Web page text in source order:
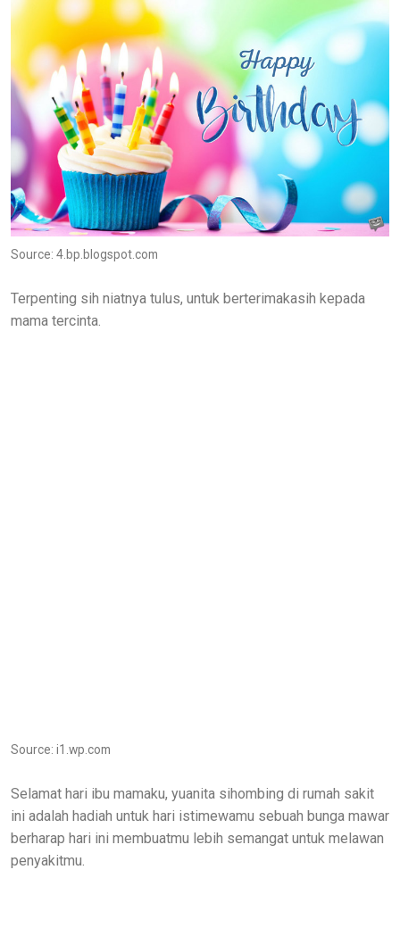
Source: 4.bp.blogspot.com
Terpenting sih niatnya tulus, untuk berterimakasih kepada
mama tercinta.
Source: i1.wp.com
Selamat hari ibu mamaku, yuanita sihombing di rumah sakit
ini adalah hadiah untuk hari istimewamu sebuah bunga mawar
berharap hari ini membuatmu lebih semangat untuk melawan
penyakitmu.